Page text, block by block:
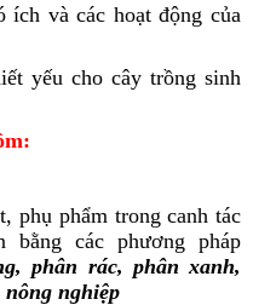
và các hoạt động của
yếu cho cây trồng sinh
phụ phẩm trong canh tác
bằng các phương pháp
phân rác, phân xanh,
nghiệp